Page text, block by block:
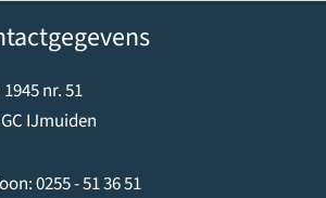
nr. 51
IJmuiden
0255 - 51 36 51